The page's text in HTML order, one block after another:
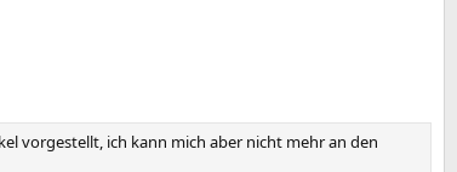
vorgestellt, ich kann mich aber nicht mehr an den